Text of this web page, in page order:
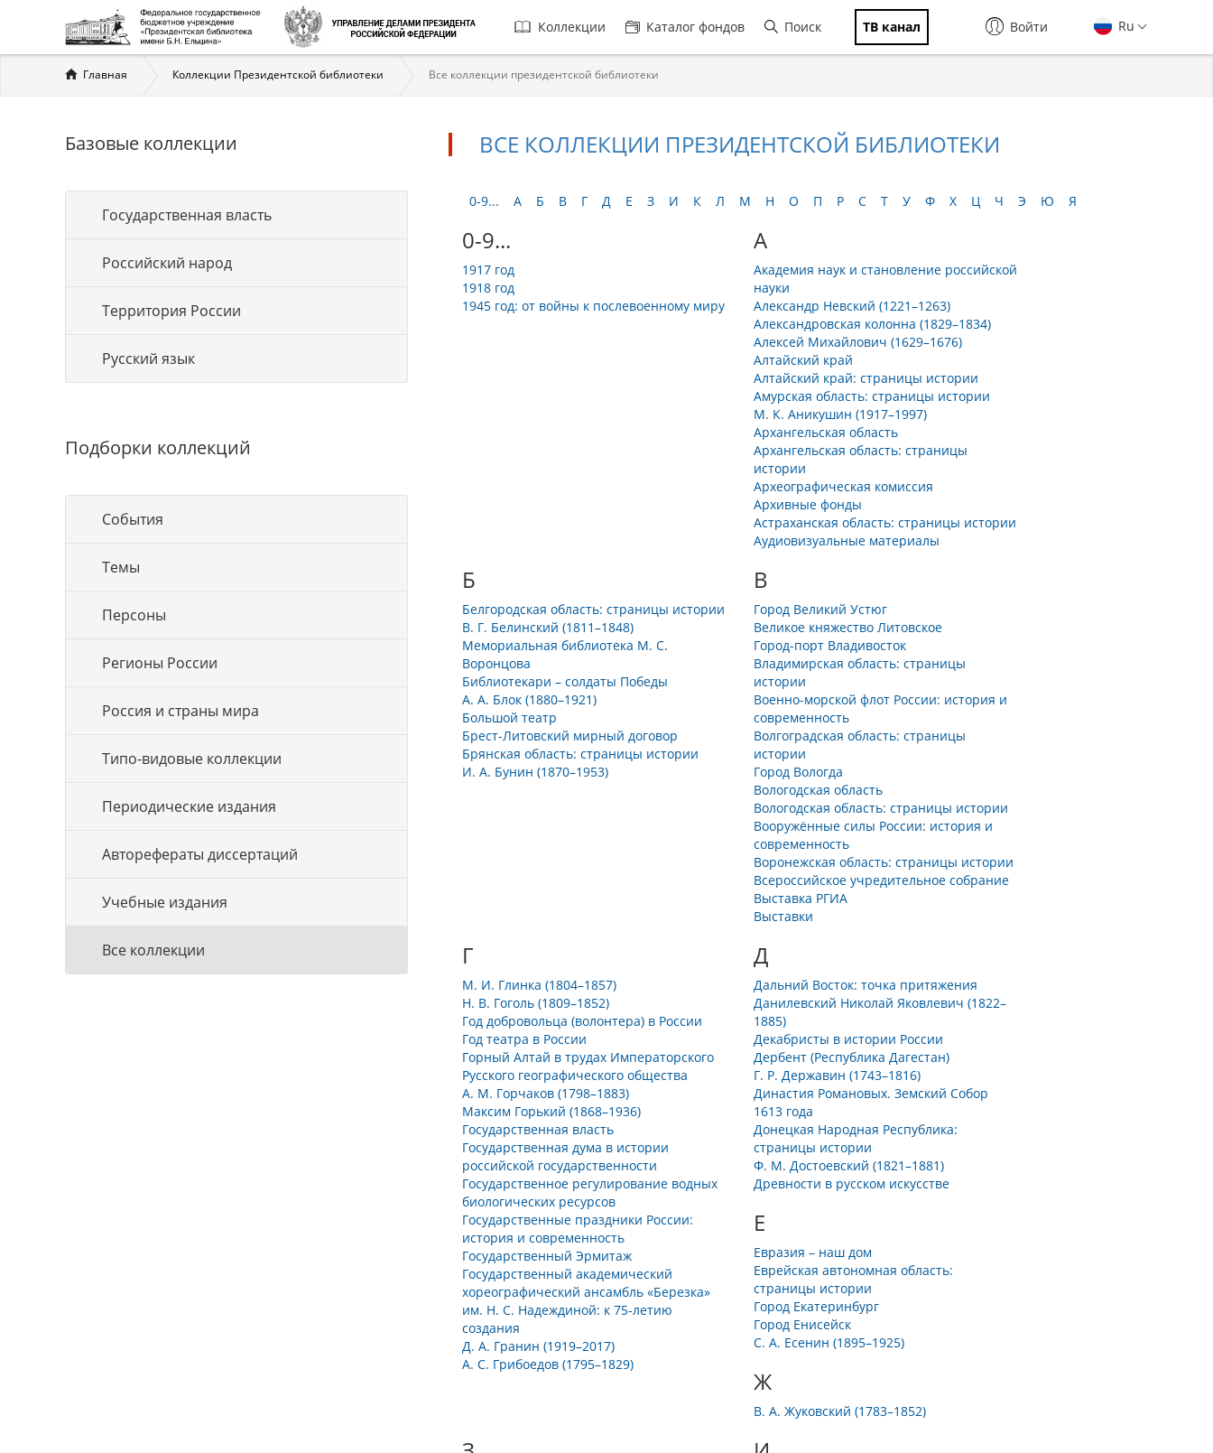
Главная
навигация
Коллекции Каталог фондов Поиск ТВ канал Ru
Войти
Вы
здесь
Главная Коллекции Президентской библиотеки Все коллекции президентской библиотеки
Базовые коллекции
Государственная власть
Российский народ
Территория России
Русский язык
Подборки коллекций
События
Темы
Персоны
Регионы России
Россия и страны мира
Типо-видовые коллекции
Периодические издания
Авторефераты диссертаций
Учебные издания
Все коллекции
ВСЕ КОЛЛЕКЦИИ ПРЕЗИДЕНТСКОЙ БИБЛИОТЕКИ
0-9... А Б В Г Д Е З И К Л М Н О П Р С Т У Ф Х Ц Ч Э Ю Я
0-9...
1917 год
1918 год
1945 год: от войны к послевоенному миру
А
Академия наук и становление российской
науки
Александр Невский (1221–1263)
Александровская колонна (1829–1834)
Алексей Михайлович (1629–1676)
Алтайский край
Алтайский край: страницы истории
Амурская область: страницы истории
М. К. Аникушин (1917–1997)
Архангельская область
Архангельская область: страницы
истории
Археографическая комиссия
Архивные фонды
Астраханская область: страницы истории
Аудиовизуальные материалы
Б
Белгородская область: страницы истории
В. Г. Белинский (1811–1848)
Мемориальная библиотека М. С.
Воронцова
Библиотекари – солдаты Победы
А. А. Блок (1880–1921)
Большой театр
Брест-Литовский мирный договор
Брянская область: страницы истории
И. А. Бунин (1870–1953)
В
Город Великий Устюг
Великое княжество Литовское
Город-порт Владивосток
Владимирская область: страницы
истории
Военно-морской флот России: история и
современность
Волгоградская область: страницы
истории
Город Вологда
Вологодская область
Вологодская область: страницы истории
Вооружённые силы России: история и
современность
Воронежская область: страницы истории
Всероссийское учредительное собрание
Выставка РГИА
Выставки
Г
М. И. Глинка (1804–1857)
Н. В. Гоголь (1809–1852)
Год добровольца (волонтера) в России
Год театра в России
Горный Алтай в трудах Императорского
Русского географического общества
А. М. Горчаков (1798–1883)
Максим Горький (1868–1936)
Государственная власть
Государственная дума в истории
российской государственности
Государственное регулирование водных
биологических ресурсов
Государственные праздники России:
история и современность
Государственный Эрмитаж
Государственный академический
хореографический ансамбль «Березка»
им. Н. С. Надеждиной: к 75-летию
создания
Д. А. Гранин (1919–2017)
А. С. Грибоедов (1795–1829)
Д
Дальний Восток: точка притяжения
Данилевский Николай Яковлевич (1822–
1885)
Декабристы в истории России
Дербент (Республика Дагестан)
Г. Р. Державин (1743–1816)
Династия Романовых. Земский Собор
1613 года
Донецкая Народная Республика:
страницы истории
Ф. М. Достоевский (1821–1881)
Древности в русском искусстве
Е
Евразия – наш дом
Еврейская автономная область:
страницы истории
Город Екатеринбург
Город Енисейск
С. А. Есенин (1895–1925)
Ж
В. А. Жуковский (1783–1852)